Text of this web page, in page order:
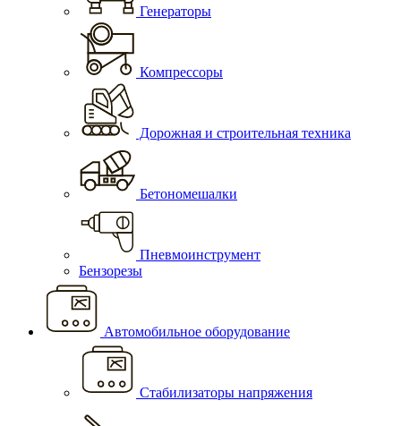
Генераторы
Компрессоры
Дорожная и строительная техника
Бетономешалки
Пневмоинструмент
Бензорезы
Автомобильное оборудование
Стабилизаторы напряжения